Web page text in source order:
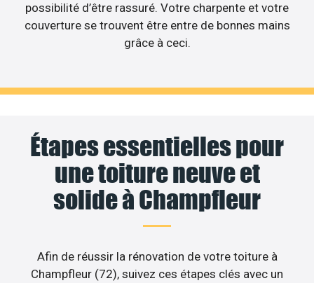
possibilité d’être rassuré. Votre charpente et votre
couverture se trouvent être entre de bonnes mains
grâce à ceci.
Étapes essentielles pour
une toiture neuve et
solide à Champfleur
Afin de réussir la rénovation de votre toiture à
Champfleur (72), suivez ces étapes clés avec un